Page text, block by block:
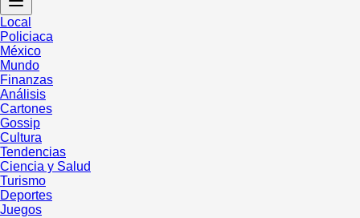
Local
Policiaca
México
Mundo
Finanzas
Análisis
Cartones
Gossip
Cultura
Tendencias
Ciencia y Salud
Turismo
Deportes
Juegos